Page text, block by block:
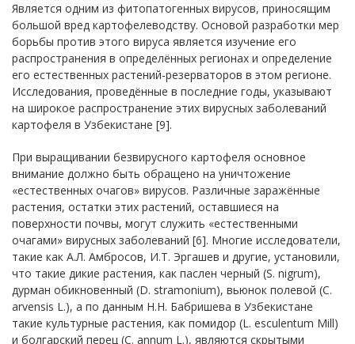
Является одним из фитопатогенных вирусов, приносящим
большой вред картофелеводству. Основой разработки мер
борьбы против этого вируса является изучение его
распространения в определённых регионах и определение
его естественных растений-резерваторов в этом регионе.
Исследования, проведённые в последние годы, указывают
на широкое распространение этих вирусных заболеваний
картофеля в Узбекистане [9].
При выращивании безвирусного картофеля основное
внимание должно быть обращено на уничтожение
«естественных очагов» вирусов. Различные заражённые
растения, остатки этих растений, оставшиеся на
поверхности почвы, могут служить «естественными
очагами» вирусных заболеваний [6]. Многие исследователи,
такие как А.Л. Амбросов, И.Т. Эргашев и другие, установили,
что такие дикие растения, как паслен черный (S. nigrum),
дурман обикновенный (D. stramonium), вьюнок полевой (C.
arvensis L.), а по данным Н.Н. Бабришева в Узбекистане
такие культурные растения, как помидор (L. esculentum Mill)
и болгарский перец (C. annum L.), являются скрытыми